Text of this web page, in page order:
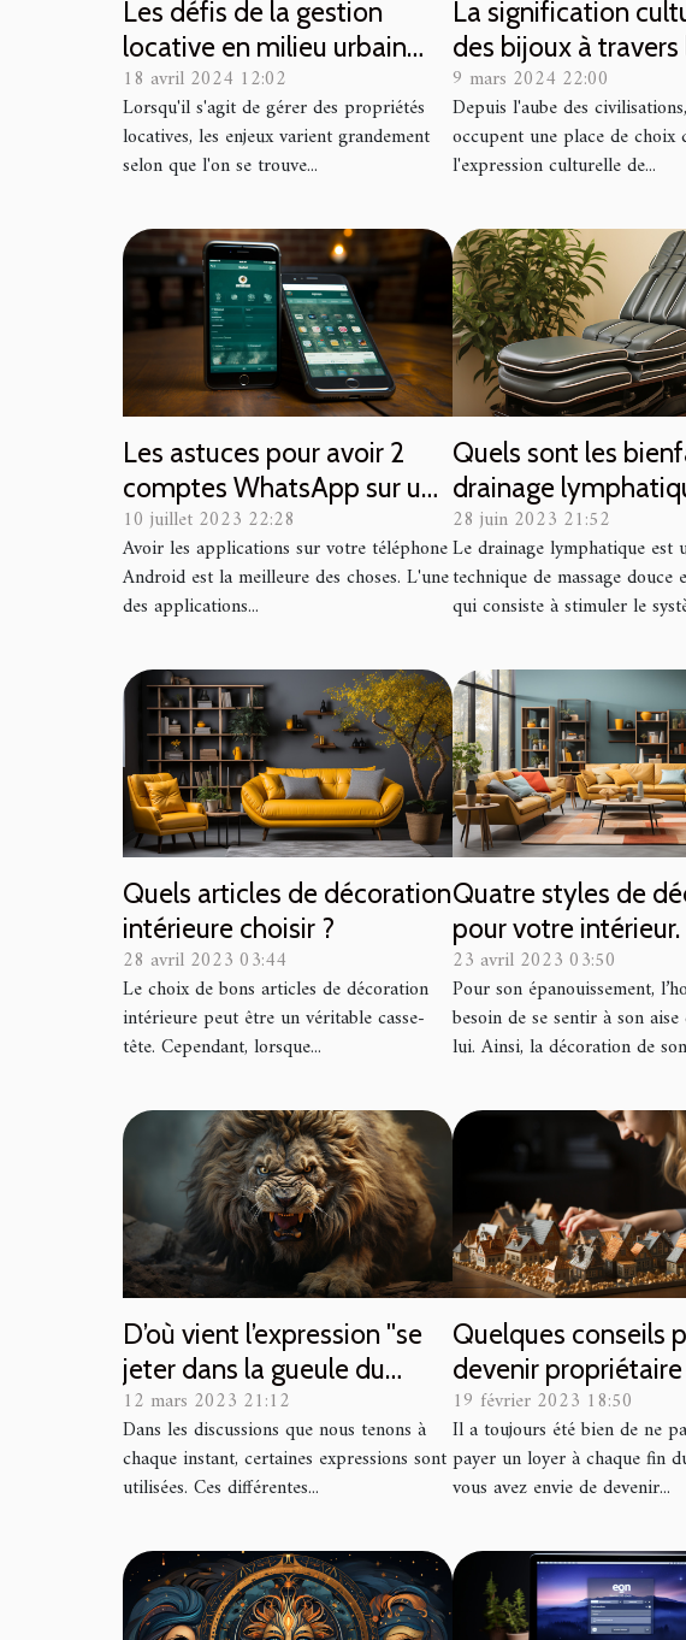
Les défis de la gestion
locative en milieu urbain
versus rural
18 avril 2024 12:02
Lorsqu'il s'agit de gérer des propriétés
locatives, les enjeux varient grandement
selon que l'on se trouve...
La signification
des bijoux à travers
9 mars 2024 22:00
Depuis l'aube des
occupent une place de choix
l'expression culturelle de...
Les astuces pour avoir 2
comptes WhatsApp sur un
même Android avec
GBWhatsAPP
10 juillet 2023 22:28
Avoir les applications sur votre téléphone
Android est la meilleure des choses. L'une
des applications...
Quels sont les
drainage
28 juin 2023 21:52
Le drainage lymphatique est
technique de massage douce
qui consiste à stimuler le
Quels articles de décoration
intérieure choisir ?
28 avril 2023 03:44
Le choix de bons articles de décoration
intérieure peut être un véritable casse-
tête. Cependant, lorsque...
Quatre styles de
pour votre intérieur.
23 avril 2023 03:50
Pour son épanouissement,
besoin de se sentir à son aise
lui. Ainsi, la décoration de
D’où vient l’expression ''se
jeter dans la gueule du
loup'' ?
12 mars 2023 21:12
Dans les discussions que nous tenons à
chaque instant, certaines expressions sont
utilisées. Ces différentes...
Quelques conseils
devenir propriétaire
maison
19 février 2023 18:50
Il a toujours été bien de ne
payer un loyer à chaque fin
vous avez envie de devenir...